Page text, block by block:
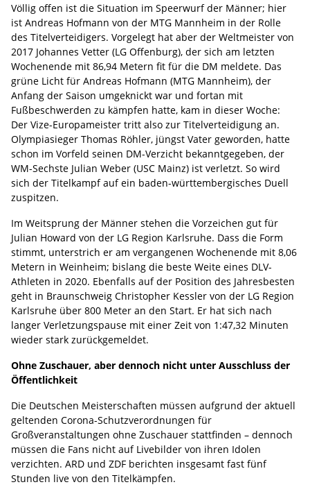
Völlig offen ist die Situation im Speerwurf der Männer; hier
ist Andreas Hofmann von der MTG Mannheim in der Rolle
des Titelverteidigers. Vorgelegt hat aber der Weltmeister von
2017 Johannes Vetter (LG Offenburg), der sich am letzten
Wochenende mit 86,94 Metern fit für die DM meldete. Das
grüne Licht für Andreas Hofmann (MTG Mannheim), der
Anfang der Saison umgeknickt war und fortan mit
Fußbeschwerden zu kämpfen hatte, kam in dieser Woche:
Der Vize-Europameister tritt also zur Titelverteidigung an.
Olympiasieger Thomas Röhler, jüngst Vater geworden, hatte
schon im Vorfeld seinen DM-Verzicht bekanntgegeben, der
WM-Sechste Julian Weber (USC Mainz) ist verletzt. So wird
sich der Titelkampf auf ein baden-württembergisches Duell
zuspitzen.
Im Weitsprung der Männer stehen die Vorzeichen gut für
Julian Howard von der LG Region Karlsruhe. Dass die Form
stimmt, unterstrich er am vergangenen Wochenende mit 8,06
Metern in Weinheim; bislang die beste Weite eines DLV-
Athleten in 2020. Ebenfalls auf der Position des Jahresbesten
geht in Braunschweig Christopher Kessler von der LG Region
Karlsruhe über 800 Meter an den Start. Er hat sich nach
langer Verletzungspause mit einer Zeit von 1:47,32 Minuten
wieder stark zurückgemeldet.
Ohne Zuschauer, aber dennoch nicht unter Ausschluss der
Öffentlichkeit
Die Deutschen Meisterschaften müssen aufgrund der aktuell
geltenden Corona-Schutzverordnungen für
Großveranstaltungen ohne Zuschauer stattfinden – dennoch
müssen die Fans nicht auf Livebilder von ihren Idolen
verzichten. ARD und ZDF berichten insgesamt fast fünf
Stunden live von den Titelkämpfen.